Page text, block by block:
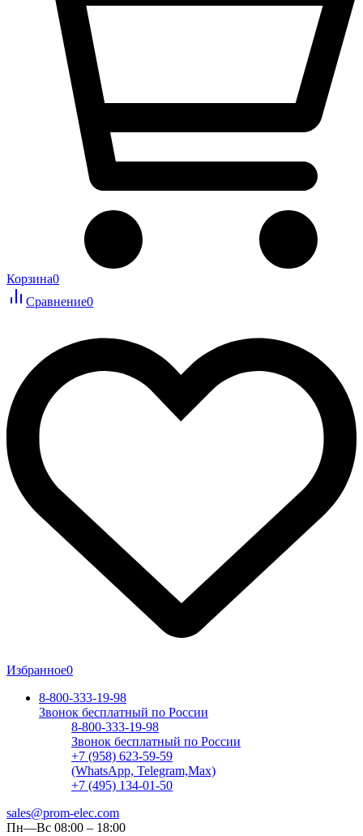
Корзина0
Сравнение0
Избранное0
8-800-333-19-98
Звонок бесплатный по России
8-800-333-19-98
Звонок бесплатный по России
+7 (958) 623-59-59
(WhatsApp, Telegram,Max)
+7 (495) 134-01-50
sales@prom-elec.com
Пн—Вс 08:00 – 18:00